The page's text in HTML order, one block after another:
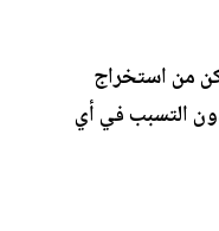
من استخراج
التسبب في أي